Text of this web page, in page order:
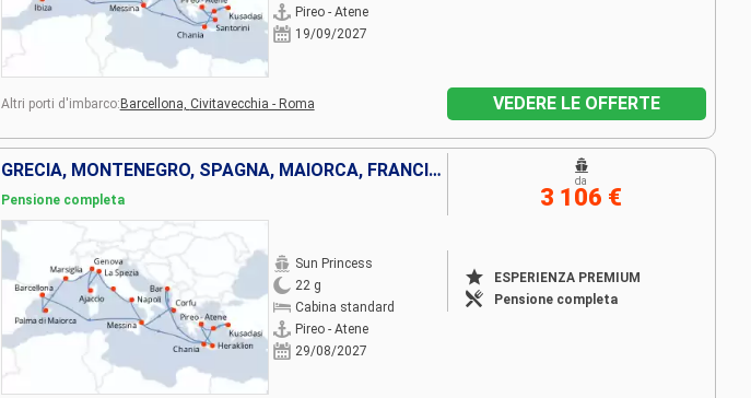
Pireo - Atene
19/09/2027
Altri porti d'imbarco:Barcellona, Civitavecchia - Roma VEDERE LE OFFERTE
GRECIA, MONTENEGRO, SPAGNA, MAIORCA, FRANCIA, ITALIA, TURCHIA
Pensione completa
Sun Princess
22 g
Cabina standard
Pireo - Atene
29/08/2027
ESPERIENZA PREMIUM
Pensione completa
da
3 106 €